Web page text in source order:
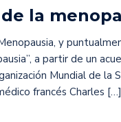
la
y
a partir de un
Mundial de la
francés Charles […]